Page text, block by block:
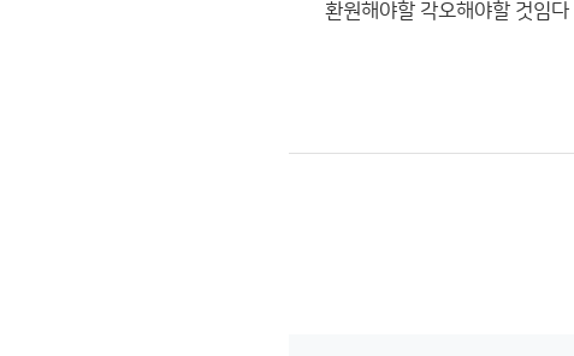
환원해야할 각오해야할 것임다